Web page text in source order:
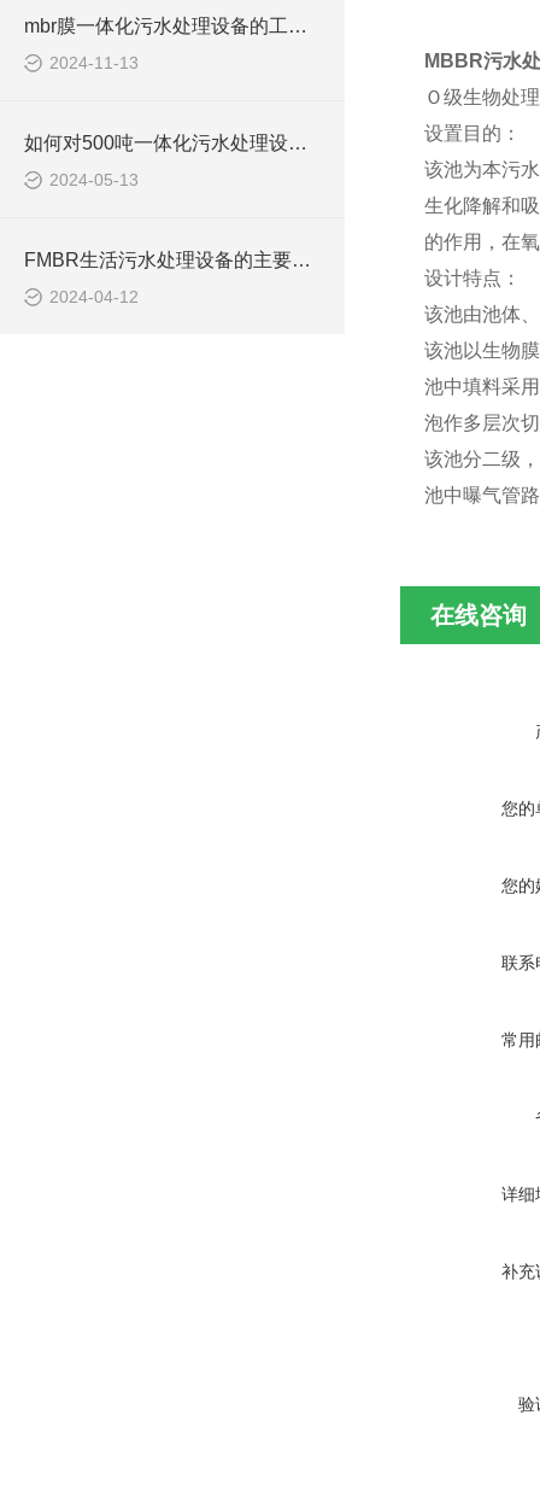
mbr膜一体化污水处理设备的工作原理解析
2024-11-13
如何对500吨一体化污水处理设备进行日常维护？
2024-05-13
FMBR生活污水处理设备的主要结构特点有哪些？
2024-04-12
MBBR污水
Ｏ级生物处
设置目的：
该池为本污
生化降解和
的作用，在
设计特点：
该池由池体
该池以生物
池中填料采
泡作多层次
该池分二级
池中曝气管
在线咨询
您的
您的
联系
常用
详细
补充
验